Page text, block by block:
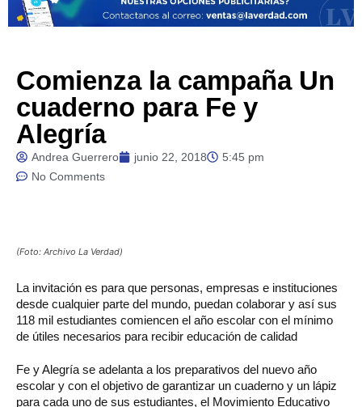
Comienza la campaña Un
cuaderno para Fe y
Alegría
Andrea Guerrero junio 22, 2018
5:45 pm
No Comments
(Foto: Archivo La Verdad)
La invitación es para que personas, empresas e instituciones
desde cualquier parte del mundo, puedan colaborar y así sus
118 mil estudiantes comiencen el año escolar con el mínimo
de útiles necesarios para recibir educación de calidad
Fe y Alegría se adelanta a los preparativos del nuevo año
escolar y con el objetivo de garantizar un cuaderno y un lápiz
para cada uno de sus estudiantes, el Movimiento Educativo